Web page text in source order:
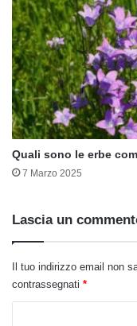
Quali sono le erbe
7 Marzo 2025
Lascia un
Il tuo indirizzo email non
contrassegnati *